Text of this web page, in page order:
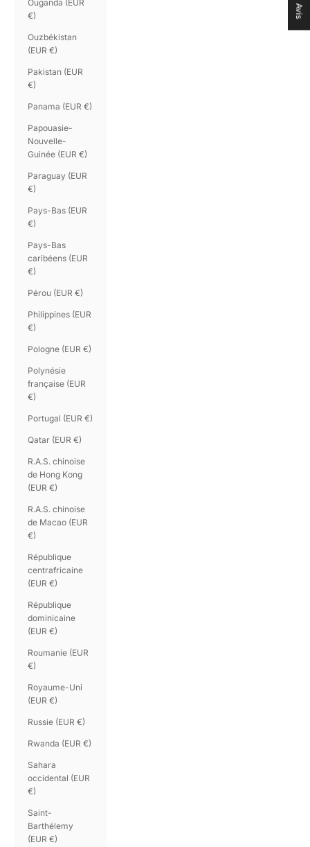
Ouganda (EUR
€)
Ouzbékistan
(EUR €)
Pakistan (EUR
€)
Panama (EUR €)
Papouasie-
Nouvelle-
Guinée (EUR €)
Paraguay (EUR
€)
Pays-Bas (EUR
€)
Pays-Bas
caribéens (EUR
€)
Pérou (EUR €)
Philippines (EUR
€)
Pologne (EUR €)
Polynésie
française (EUR
€)
Portugal (EUR €)
Qatar (EUR €)
R.A.S. chinoise
de Hong Kong
(EUR €)
R.A.S. chinoise
de Macao (EUR
€)
République
centrafricaine
(EUR €)
République
dominicaine
(EUR €)
Roumanie (EUR
€)
Royaume-Uni
(EUR €)
Russie (EUR €)
Rwanda (EUR €)
Sahara
occidental (EUR
€)
Saint-
Barthélemy
(EUR €)
Avis